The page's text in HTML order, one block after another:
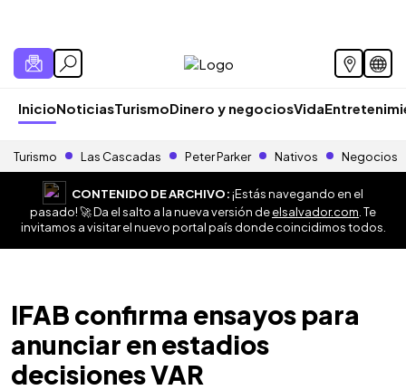
InicioNoticiasTurismoDinero y negociosVida
Turismo Las Cascadas Peter Parker Nativos Negocios
CONTENIDO DE ARCHIVO:¡Estás navegando en el
pasado! 🚀 Da el salto a la nueva versión deelsalvador.com . Te
invitamos a visitar el nuevo portal país donde coincidimos todos.
IFAB confirma ensayos para
anunciar en estadios
decisiones VAR